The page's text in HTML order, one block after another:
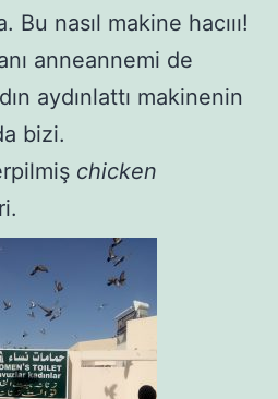
nasıl makine hacııı!
anneannemi de
aydınlattı makinenin
bizi.
chicken